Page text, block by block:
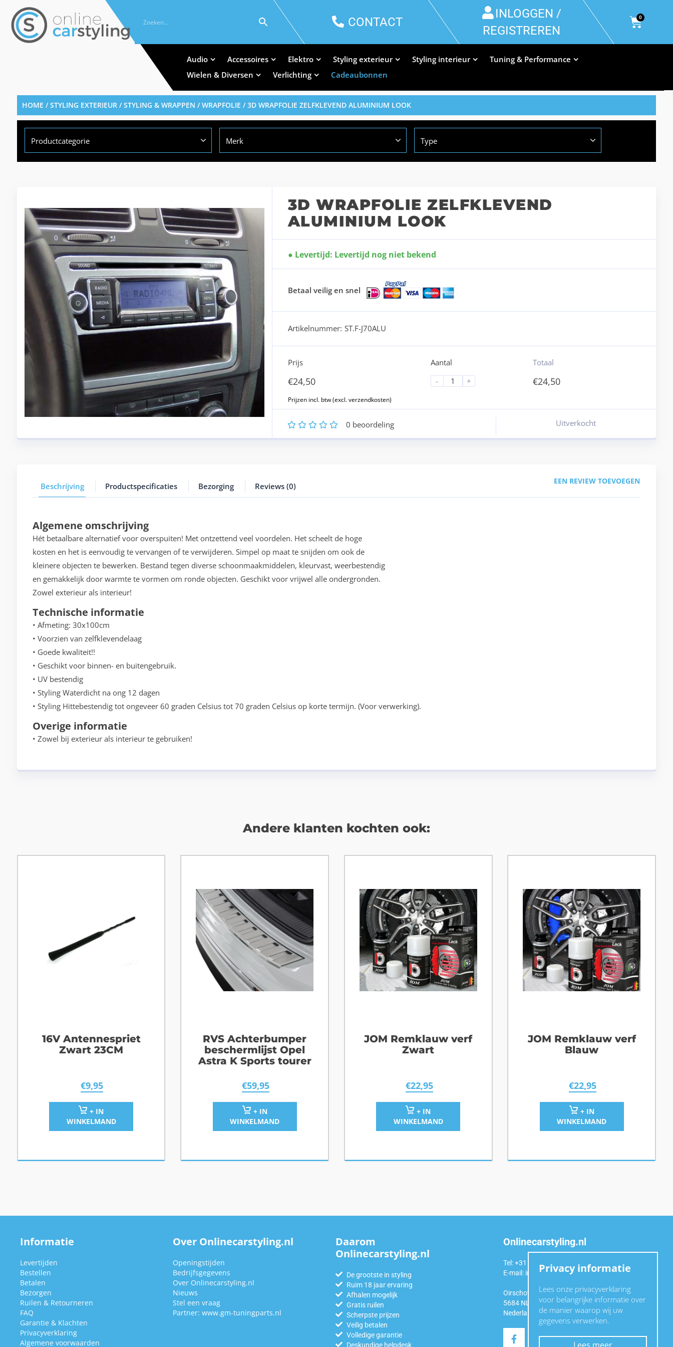
CONTACT
INLOGGEN /
REGISTREREN
0
Audio Accessoires Elektro Styling exterieur Styling interieur
Tuning & Performance
Wielen & Diversen
Verlichting Cadeaubonnen
HOME /STYLING EXTERIEUR/STYLING & WRAPPEN /WRAPFOLIE / 3D WRAPFOLIE ZELFKLEVEND ALUMINIUM LOOK
Productcategorie Merk Type
3D WRAPFOLIE ZELFKLEVEND
ALUMINIUM LOOK
Levertijd: Levertijd nog niet bekend
Betaal veilig en snel
Artikelnummer: ST.F-J70ALU
Prijs
€24,50
Aantal
-
+
Totaal
€24,50
5
4
3
2 0 beoordeling Uitverkocht
Beschrijving Productspecificaties Bezorging Reviews (0)
EEN REVIEW TOEVOEGEN
Algemene omschrijving
Hét betaalbare alternatief voor overspuiten! Met ontzettend veel voordelen. Het scheelt de hoge
kosten en het is eenvoudig te vervangen of te verwijderen. Simpel op maat te snijden om ook de
kleinere objecten te bewerken. Bestand tegen diverse schoonmaakmiddelen, kleurvast, weerbestendig
en gemakkelijk door warmte te vormen om ronde objecten. Geschikt voor vrijwel alle ondergronden.
Zowel exterieur als interieur!
Technische informatie
• Afmeting: 30x100cm
• Voorzien van zelfklevendelaag
• Goede kwaliteit!!
• Geschikt voor binnen- en buitengebruik.
• UV bestendig
• Styling Waterdicht na ong 12 dagen
• Styling Hittebestendig tot ongeveer 60 graden Celsius tot 70 graden Celsius op korte termijn. (Voor verwerking).
Overige informatie
• Zowel bij exterieur als interieur te gebruiken!
Andere klanten kochten ook:
16V Antennespriet
Zwart 23CM
€9,95
+ IN
WINKELMAND
RVS Achterbumper
beschermlijst Opel
Astra K Sports tourer
€59,95
+ IN
WINKELMAND
JOM Remklauw verf
Zwart
€22,95
+ IN
WINKELMAND
JOM Remklauw verf
Blauw
€22,95
+ IN
WINKELMAND
Informatie
Levertijden
Bestellen
Betalen
Bezorgen
Ruilen & Retourneren
FAQ
Garantie & Klachten
Privacyverklaring
Algemene voorwaarden
Over Onlinecarstyling.nl
Openingstijden
Bedrijfsgegevens
Over Onlinecarstyling.nl
Nieuws
Stel een vraag
Partner: www.gm-tuningparts.nl
Daarom
Onlinecarstyling.nl
De grootste in styling
Ruim 18 jaar ervaring
Afhalen mogelijk
Gratis ruilen
Scherpste prijzen
Veilig betalen
Volledige garantie
Deskundige helpdesk
Onlinecarstyling.nl
Tel: +31 (0)6 54 98 49 99
E-mail: info@onlinecarstyling.nl
Oirschotseweg 92a
5684 NL Best
Nederland
Privacy informatie
Lees onze privacyverklaring
voor belangrijke informatie over
de manier waarop wij uw
gegevens verwerken.